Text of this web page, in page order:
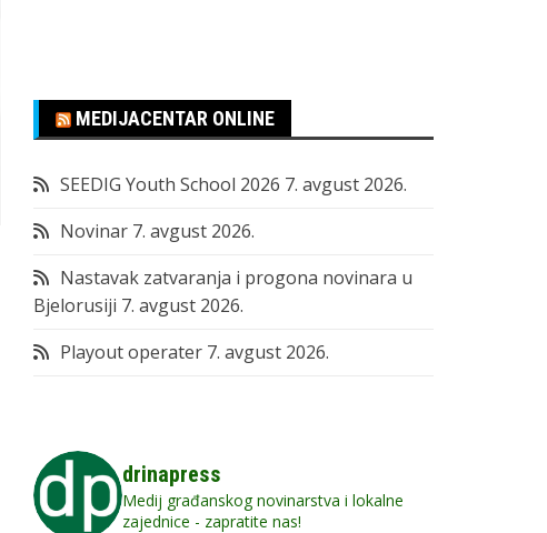
MEDIJACENTAR ONLINE
SEEDIG Youth School 2026 7. avgust 2026.
Novinar 7. avgust 2026.
Nastavak zatvaranja i progona novinara u
Bjelorusiji 7. avgust 2026.
Playout operater 7. avgust 2026.
drinapress
Medij građanskog novinarstva i lokalne
zajednice - zapratite nas!